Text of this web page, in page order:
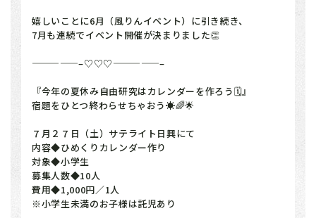
嬉しいことに6月（風りんイベント）に引き続き、
7月も連続でイベント開催が決まりました👏
—————–♡♡♡—————–
『今年の夏休み自由研究はカレンダーを作ろう🗓』
宿題をひとつ終わらせちゃおう☀️🌈🌟
７月２７日（土）サテライト日興にて
内容◆ひめくりカレンダー作り
対象◆小学生
募集人数◆10人
費用◆1,000円／1人
※小学生未満のお子様は託児あり